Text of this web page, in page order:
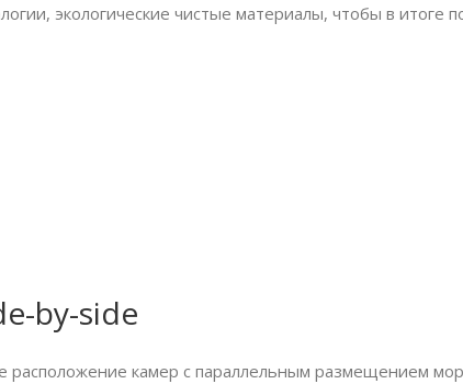
экологические чистые материалы, чтобы в итоге
by-side
камер с параллельным размещением